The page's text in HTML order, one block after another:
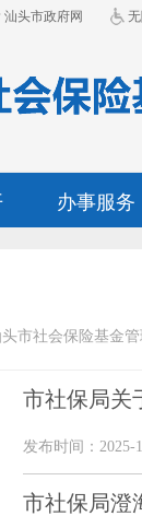
汕头市政府网
办事服务
市社会保险基金管
市社保局关
发布时间：2025-
市社保局澄